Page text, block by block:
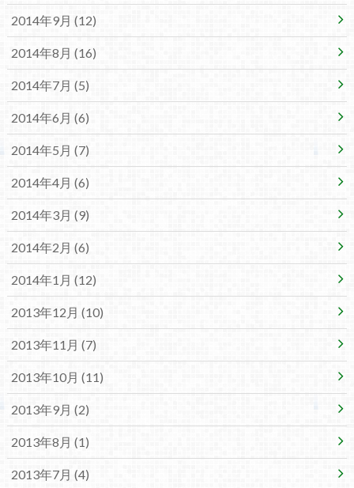
2014年9月 (12)
2014年8月 (16)
2014年7月 (5)
2014年6月 (6)
2014年5月 (7)
2014年4月 (6)
2014年3月 (9)
2014年2月 (6)
2014年1月 (12)
2013年12月 (10)
2013年11月 (7)
2013年10月 (11)
2013年9月 (2)
2013年8月 (1)
2013年7月 (4)